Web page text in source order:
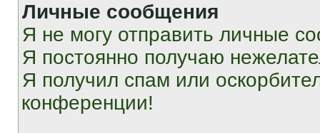
Личные сообщения
Я не могу отправить личные
Я постоянно получаю
Я получил спам или
конференции!